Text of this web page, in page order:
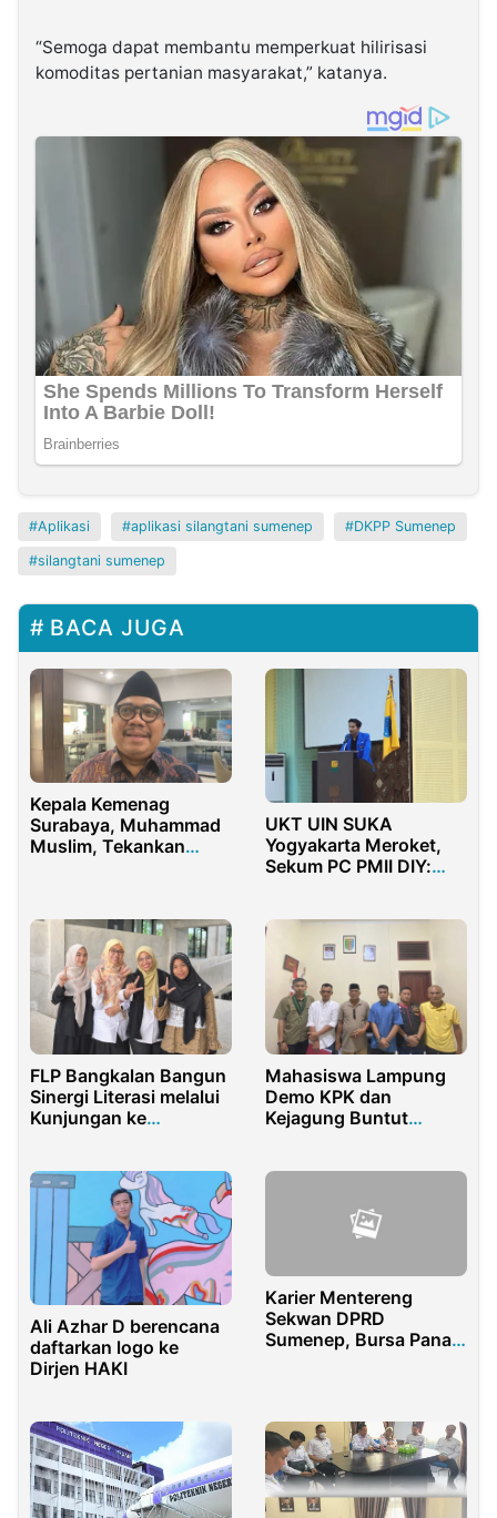
“Semoga dapat membantu memperkuat hilirisasi
komoditas pertanian masyarakat,” katanya.
Aplikasi aplikasi silangtani sumenep DKPP Sumenep
silangtani sumenep
BACA JUGA
Kepala Kemenag
Surabaya, Muhammad
Muslim, Tekankan
UKT UIN SUKA
Yogyakarta Meroket,
Sekum PC PMII DIY:
FLP Bangkalan Bangun
Sinergi Literasi melalui
Kunjungan ke
Mahasiswa Lampung
Demo KPK dan
Kejagung Buntut
Ali Azhar D berencana
daftarkan logo ke
Dirjen HAKI
Karier Mentereng
Sekwan DPRD
Sumenep, Bursa Panas